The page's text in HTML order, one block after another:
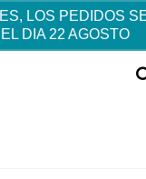
LOS PEDIDOS
DIA 22 AGOSTO